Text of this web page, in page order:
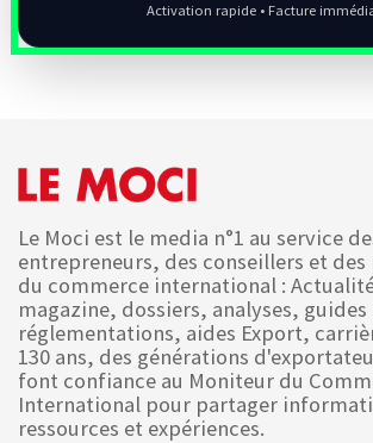
Activation rapide • Facture
Le Moci est le media n°1 au service
entrepreneurs, des conseillers et
du commerce international :
magazine, dossiers, analyses,
réglementations, aides Export,
130 ans, des générations
font confiance au Moniteur du
International pour partager
ressources et expériences.